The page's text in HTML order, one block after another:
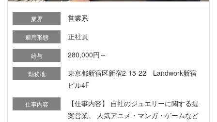
業界 営業系
雇用形態 正社員
給与 280,000円～
勤務地
東京都新宿区新宿2-15-22 Landwork新宿
ビル4F
仕事内容
【仕事内容】 自社のジュエリーに関する提
案営業。 人気アニメ・マンガ・ゲームなど